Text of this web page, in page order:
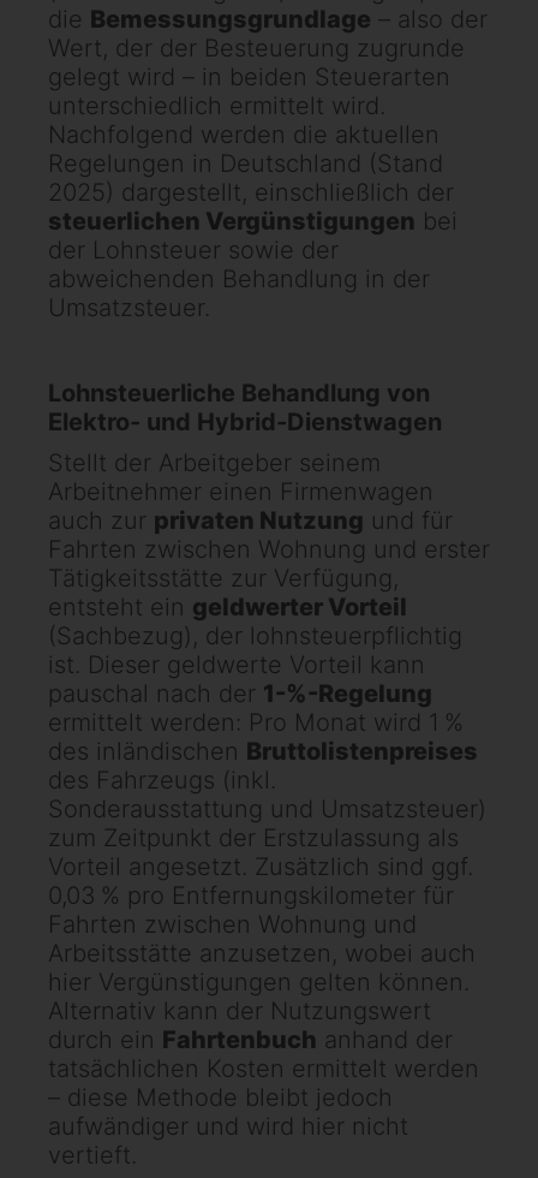
die Bemessungsgrundlage – also der
Wert, der der Besteuerung zugrunde
gelegt wird – in beiden Steuerarten
unterschiedlich ermittelt wird.
Nachfolgend werden die aktuellen
Regelungen in Deutschland (Stand
2025) dargestellt, einschließlich der
steuerlichen Vergünstigungen bei
der Lohnsteuer sowie der
abweichenden Behandlung in der
Umsatzsteuer.
Lohnsteuerliche Behandlung von
Elektro- und Hybrid-Dienstwagen
Stellt der Arbeitgeber seinem
Arbeitnehmer einen Firmenwagen
auch zur privaten Nutzung und für
Fahrten zwischen Wohnung und erster
Tätigkeitsstätte zur Verfügung,
entsteht ein geldwerter Vorteil
(Sachbezug), der lohnsteuerpflichtig
ist. Dieser geldwerte Vorteil kann
pauschal nach der 1-%-Regelung
ermittelt werden: Pro Monat wird 1 %
des inländischen Bruttolistenpreises
des Fahrzeugs (inkl.
Sonderausstattung und Umsatzsteuer)
zum Zeitpunkt der Erstzulassung als
Vorteil angesetzt. Zusätzlich sind ggf.
0,03 % pro Entfernungskilometer für
Fahrten zwischen Wohnung und
Arbeitsstätte anzusetzen, wobei auch
hier Vergünstigungen gelten können.
Alternativ kann der Nutzungswert
durch ein Fahrtenbuch anhand der
tatsächlichen Kosten ermittelt werden
– diese Methode bleibt jedoch
aufwändiger und wird hier nicht
vertieft.